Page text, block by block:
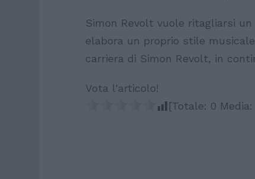
Simon Revolt vuole ritagliarsi
elabora un proprio stile
carriera di Simon Revolt, in
Vota l'articolo!
[Totale: 0 Media: